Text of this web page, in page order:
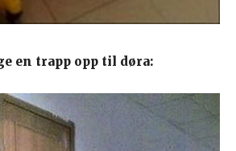
en trapp opp til døra: